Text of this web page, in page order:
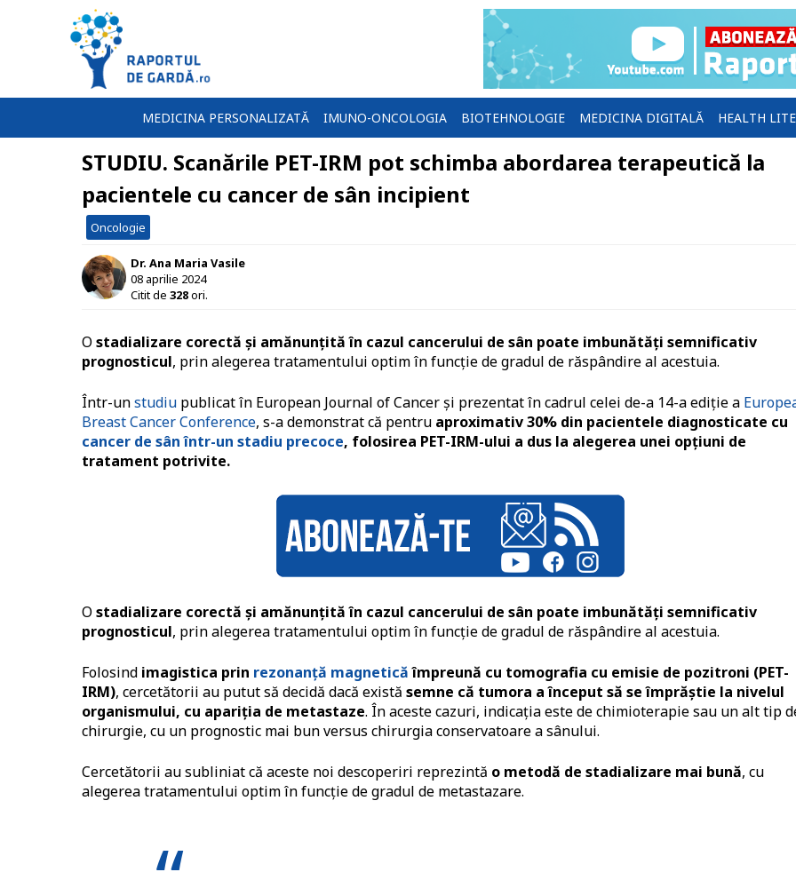
MEDICINA PERSONALIZATĂ IMUNO-ONCOLOGIA BIOTEHNOLOGIE MEDICINA DIGITALĂ HEALTH
STUDIU. Scanările PET-IRM pot schimba abordarea terapeutică la
pacientele cu cancer de sân incipient
Oncologie
Dr. Ana Maria Vasile
08 aprilie 2024
Citit de 328ori.
O stadializare corectă și amănunțită în cazul cancerului de sân poate imbunătăți semnificativ
prognosticul, prin alegerea tratamentului optim în funcție de gradul de răspândire al acestuia.
Într-unstudiu publicat în European Journal of Cancer și prezentat în cadrul celei de-a 14-a ediție a
Breast Cancer Conference, s-a demonstrat că pentru aproximativ 30% din pacientele diagnosticate cu
cancer de sân într-un stadiu precoce, folosirea PET-IRM-ului a dus la alegerea unei opțiuni de
tratament potrivite.
O stadializare corectă și amănunțită în cazul cancerului de sân poate imbunătăți semnificativ
prognosticul, prin alegerea tratamentului optim în funcție de gradul de răspândire al acestuia.
Folosind imagistica prin rezonanță magneticăîmpreună cu tomografia cu emisie de pozitroni (PET-
IRM), cercetătorii au putut să decidă dacă există semne că tumora a început să se împrăștie la nivelul
organismului, cu apariția de metastaze. În aceste cazuri, indicația este de chimioterapie sau un alt tip
chirurgie, cu un prognostic mai bun versus chirurgia conservatoare a sânului.
Cercetătorii au subliniat că aceste noi descoperiri reprezintă o metodă de stadializare mai bună, cu
alegerea tratamentului optim în funcție de gradul de metastazare.